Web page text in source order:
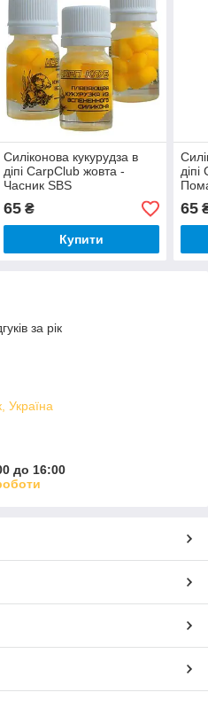
Силіконова кукурудза в
діпі CarpClub жовта -
Часник SBS
65₴
Купити
65
за рік
Україна
до 16:00